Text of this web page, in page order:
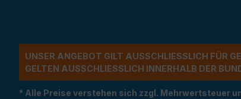
UNSER ANGEBOT GILT AUSSCHLIESSLICH FÜR
ELTEN AUSSCHLIESSLICH INNERHALB DER
* Alle Preise verstehen sich zzgl. Mehrwertsteuer